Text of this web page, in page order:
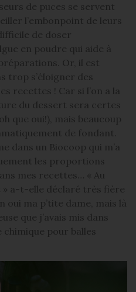
de puces se servent
l’embonpoint de leurs
de doser
en poudre qui aide à
Or, il est
trop s’éloigner des
recettes ! Car si l’on a la
du dessert sera certes
que oui!), mais beaucoup
de fondant.
dans un Biocoop qui m’a
les proportions
mes recettes… « Au
» a-t-elle déclaré très fière
oui ma p’tite dame, mais là
que j’avais mis dans
pour balles